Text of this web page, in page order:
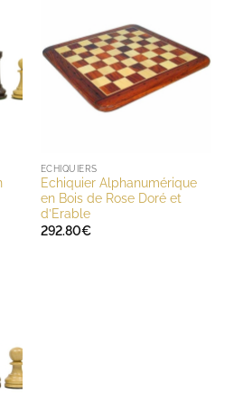
ECHIQUIERS
Echiquier Alphanumérique
en Bois de Rose Doré et
d’Erable
292.80€